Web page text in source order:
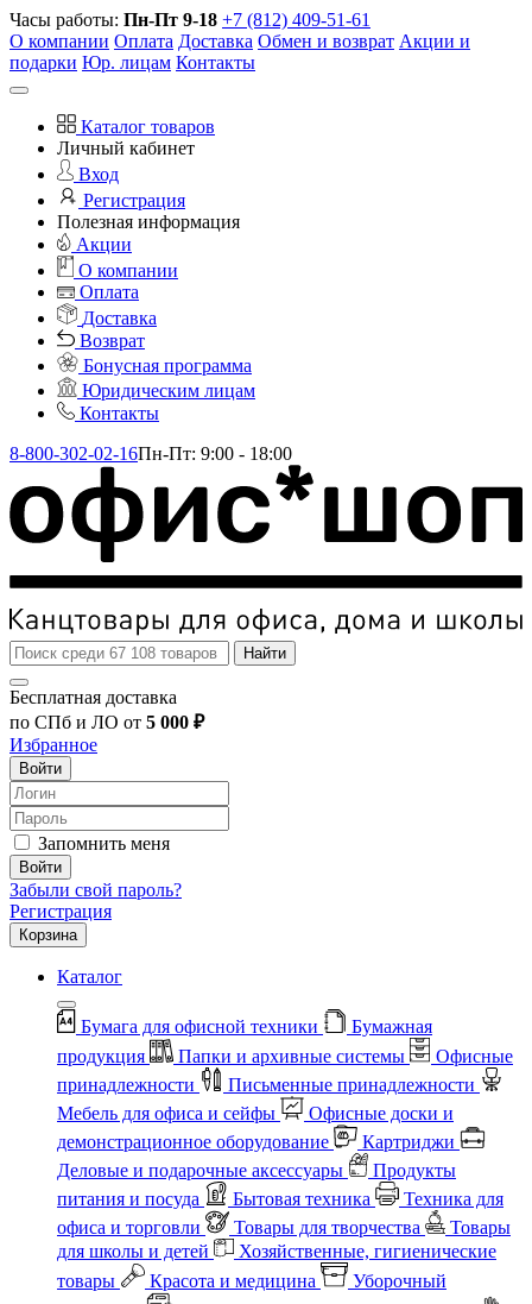
Часы работы: Пн-Пт 9-18 +7 (812) 409-51-61
О компании Оплата Доставка Обмен и возврат Акции и
подарки Юр. лицам Контакты
Каталог товаров
Личный кабинет
Вход
Регистрация
Полезная информация
Акции
О компании
Оплата
Доставка
Возврат
Бонусная программа
Юридическим лицам
Контакты
8-800-302-02-16Пн-Пт: 9:00 - 18:00
Найти
Бесплатная доставка
по СПб и ЛО от 5 000 ₽
Избранное
Войти
Запомнить меня
Войти
Забыли свой пароль?
Регистрация
Корзина
Каталог
Бумага для офисной техники
Бумажная
продукция
Папки и архивные системы
Офисные
принадлежности
Письменные принадлежности
Мебель для офиса и сейфы
Офисные доски и
демонстрационное оборудование
Картриджи
Деловые и подарочные аксессуары
Продукты
питания и посуда
Бытовая техника
Техника для
офиса и торговли
Товары для творчества
Товары
для школы и детей
Хозяйственные, гигиенические
товары
Красота и медицина
Уборочный